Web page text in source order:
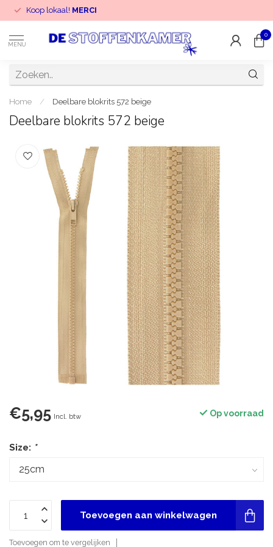
Koop lokaal! MERCI
MENU
0
Home / Deelbare blokrits 572 beige
Deelbare blokrits 572 beige
€5,95 Incl. btw Op voorraad
Size: *
Toevoegen aan winkelwagen
Toevoegen om te vergelijken